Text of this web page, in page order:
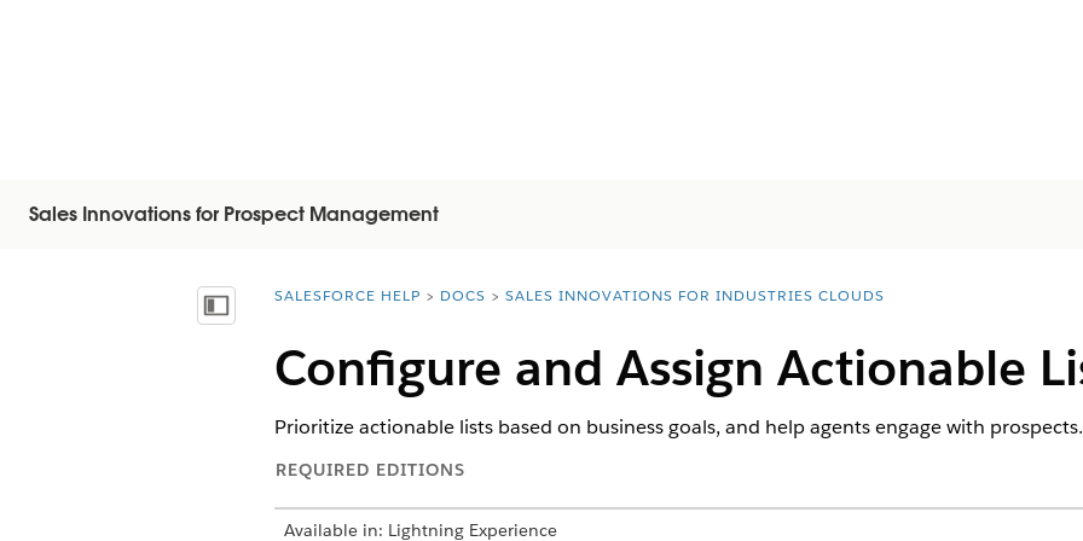
Sales Innovations for Prospect Management
목차 표시 You are here:
SALESFORCE HELP DOCS SALES INNOVATIONS FOR INDUSTRIES CLOUDS
Configure and Assign Actionable
Prioritize actionable lists based on business goals, and help agents engage with prospects.
REQUIRED EDITIONS
Available in: Lightning Experience